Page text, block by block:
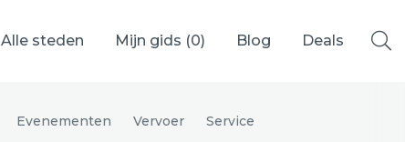
Alle steden Mijn gids (0) Blog Deals
Evenementen Vervoer Service